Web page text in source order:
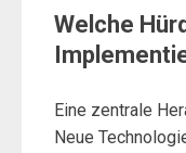
Welche
Eine zentrale
Neue